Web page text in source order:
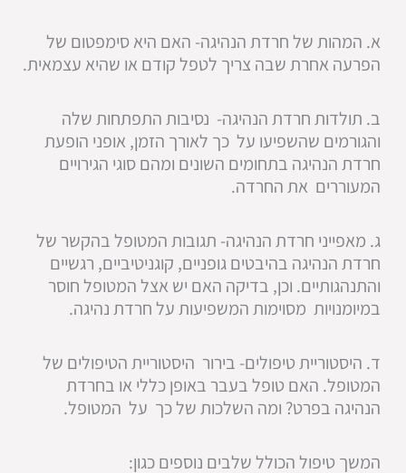
א. המהות של חרדת הנהיגה- האם היא סימפטום של
הפרעה אחרת שבה צריך לטפל קודם או שהיא עצמאית.
ב. תולדות חרדת הנהיגה- נסיבות התפתחות שלה
והגורמים שהשפיעו על כך לאורך הזמן, אופני הופעת
חרדת הנהיגה בתחומים השונים ומהם סוגי הגירויים
המעוררים את החרדה.
ג. מאפייני חרדת הנהיגה- תגובות המטופל בהקשר של
חרדת הנהיגה בהיבטים גופניים, קוגניטיביים, רגשיים
והתנהגותיים. וכן, בדיקה האם יש אצל המטופל חוסר
במיומנויות מסוימות המשפיעות על חרדת נהיגה.
ד. היסטוריית טיפולים- בירור היסטוריית הטיפולים של
המטופל. האם טופל בעבר באופן כללי או בחרדת
הנהיגה בפרט? ומה השלכות של כך על המטופל.
המשך טיפול הכולל שלבים נוספים כגון: